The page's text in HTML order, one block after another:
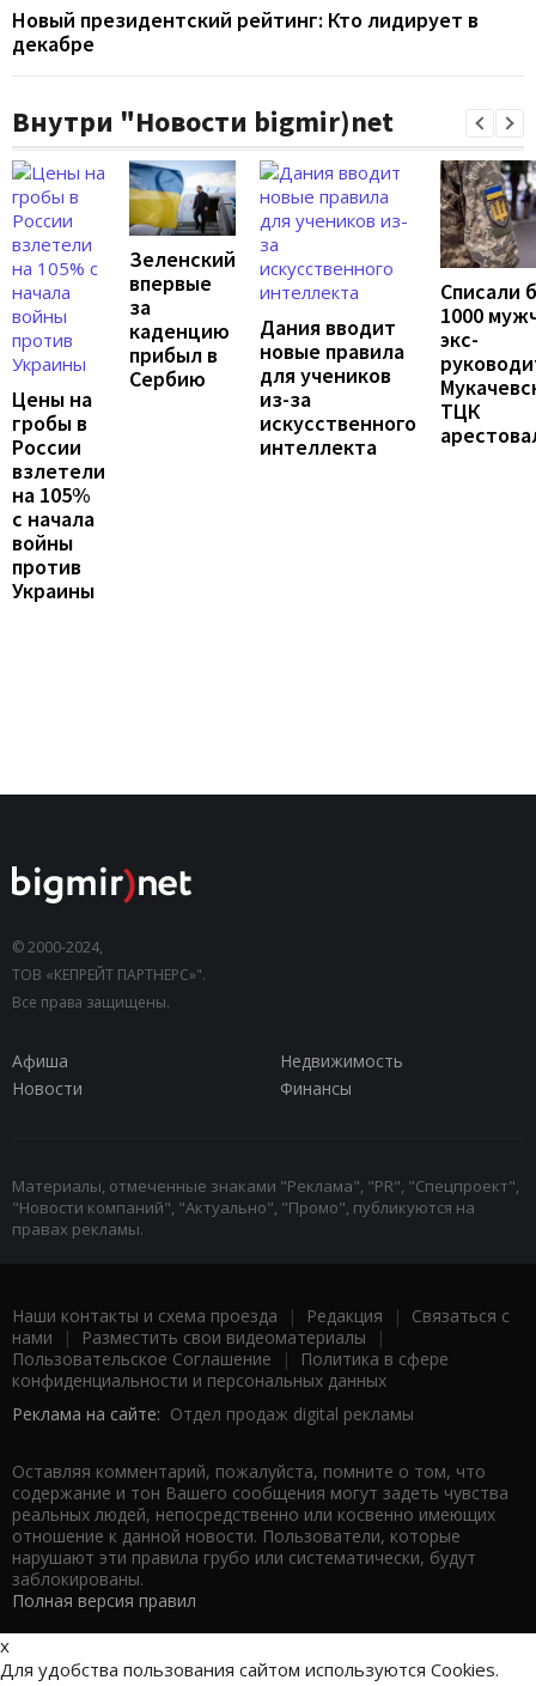
Новый президентский рейтинг: Кто лидирует в
декабре
Внутри "Новости bigmir)net
Цены на
гробы в
России
взлетели
на 105%
с начала
войны
против
Украины
Зеленский
впервые
за
каденцию
прибыл в
Сербию
Дания вводит
новые правила
для учеников
из-за
искусственного
интеллекта
Списали
1000
экс-
ТЦК
© 2000-2024,
ТОВ «КЕПРЕЙТ ПАРТНЕРС»".
Все права защищены.
Афиша
Недвижимость
Новости
Финансы
Материалы, отмеченные знаками "Реклама", "PR", "Спецпроект",
"Новости компаний", "Актуально", "Промо", публикуются на
правах рекламы.
Наши контакты и схема проезда | Редакция | Связаться с
нами | Разместить свои видеоматериалы |
Пользовательское Соглашение |
Политика в сфере
конфиденциальности и персональных данных
Реклама на сайте: Отдел продаж digital рекламы
Оставляя комментарий, пожалуйста, помните о том, что
содержание и тон Вашего сообщения могут задеть чувства
реальных людей, непосредственно или косвенно имеющих
отношение к данной новости. Пользователи, которые
нарушают эти правила грубо или систематически, будут
заблокированы.
Полная версия правил
x
Для удобства пользования сайтом используются Cookies.